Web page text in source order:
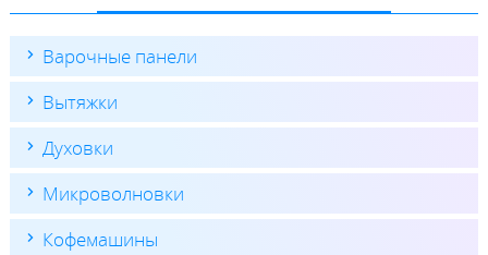
Варочные панели
Вытяжки
Духовки
Микроволновки
Кофемашины